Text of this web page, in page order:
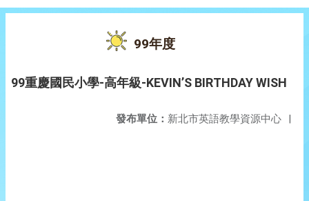
99年度
99重慶國民小學-高年級-KEVIN’S BIRTHDAY WISH
發布單位： 新北市英語教學資源中心 |